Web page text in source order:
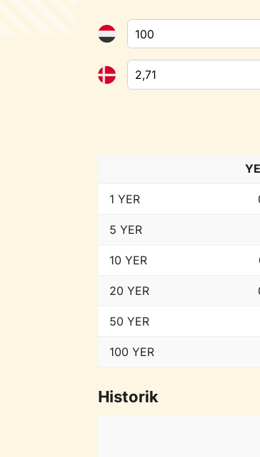
1 YER
5 YER
10 YER
20 YER
50 YER
100 YER
Historik